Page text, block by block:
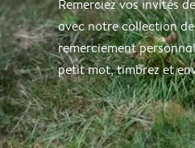
Remerciez vos invités
avec notre collection
remerciement
petit mot, timbrez et